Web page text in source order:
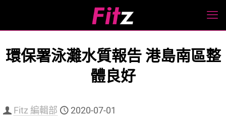
環保署泳灘水質報告 港島南區整
體良好
Fitz 編輯部 2020-07-01